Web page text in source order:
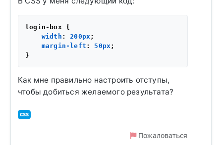
login-box {
width : 200px;
margin-left : 50px;
Как мне правильно настроить отступы,
чтобы добиться желаемого результата?
css
Пожаловаться